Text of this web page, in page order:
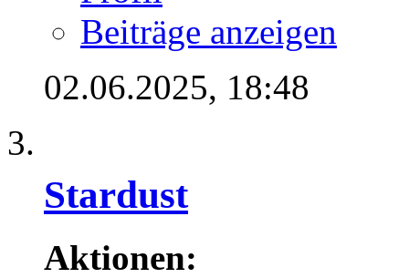
Beiträge anzeigen
02.06.2025, 18:48
Stardust
Aktionen: